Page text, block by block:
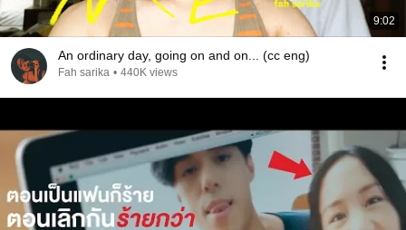
9:02
An ordinary day, going on and on... (cc eng)
Fah sarika • 440K views